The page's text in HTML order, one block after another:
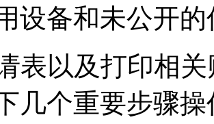
设备和未公开
表以及打印相
几个重要步骤